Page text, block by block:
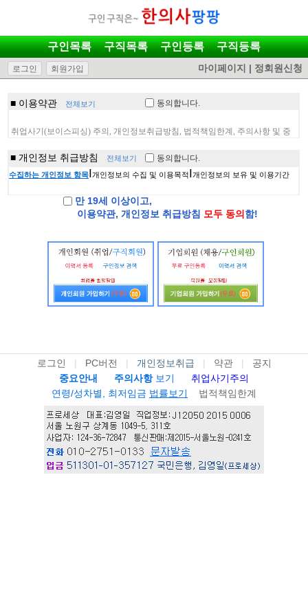
구인목록 구직목록 구인등록 구직등록
로그인 회원가입 마이페이지 | 정회원신청
■ 이용약관 전체보기 동의합니다.
■ 개인정보 취급방침 전체보기 동의합니다.
만 19세 이상이고,
이용약관, 개인정보 취급방침 모두 동의 함!
로그인 | PC버전 | 개인정보취급 | 약관 |
공지
중요안내
주의사항 보기
취업사기주의
연령/성차별, 최저임금 법률보기 법적책임한계